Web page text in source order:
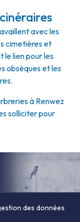
avec les
cimetières et
le lien pour les
obsèques et les
à Renwez
solliciter pour
des données